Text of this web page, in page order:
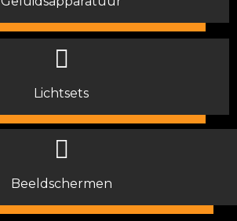
Lichtsets
Beeldschermen